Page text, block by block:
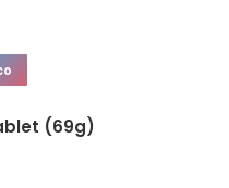
(69g)